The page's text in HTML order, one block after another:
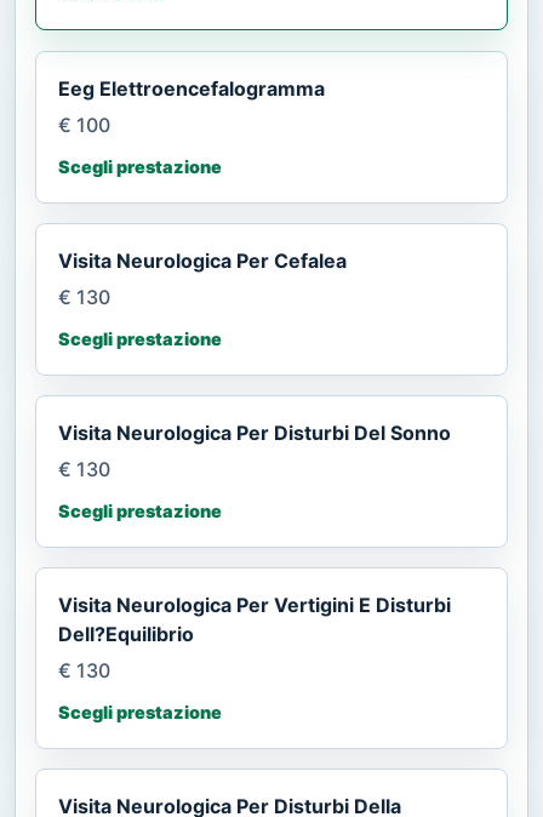
Eeg Elettroencefalogramma
€ 100
Scegli prestazione
Visita Neurologica Per Cefalea
€ 130
Scegli prestazione
Visita Neurologica Per Disturbi Del Sonno
€ 130
Scegli prestazione
Visita Neurologica Per Vertigini E Disturbi
Dell?Equilibrio
€ 130
Scegli prestazione
Visita Neurologica Per Disturbi Della